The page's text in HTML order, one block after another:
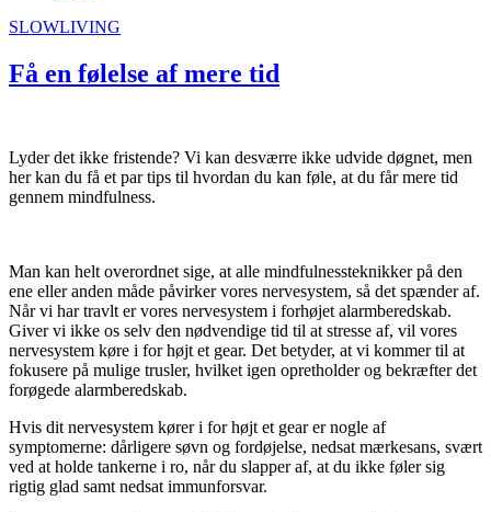
SLOWLIVING
Få en følelse af mere tid
Lyder det ikke fristende? Vi kan desværre ikke udvide døgnet, men
her kan du få et par tips til hvordan du kan føle, at du får mere tid
gennem mindfulness.
Man kan helt overordnet sige, at alle mindfulnessteknikker på den
ene eller anden måde påvirker vores nervesystem, så det spænder af.
Når vi har travlt er vores nervesystem i forhøjet alarmberedskab.
Giver vi ikke os selv den nødvendige tid til at stresse af, vil vores
nervesystem køre i for højt et gear. Det betyder, at vi kommer til at
fokusere på mulige trusler, hvilket igen opretholder og bekræfter det
forøgede alarmberedskab.
Hvis dit nervesystem kører i for højt et gear er nogle af
symptomerne: dårligere søvn og fordøjelse, nedsat mærkesans, svært
ved at holde tankerne i ro, når du slapper af, at du ikke føler sig
rigtig glad samt nedsat immunforsvar.